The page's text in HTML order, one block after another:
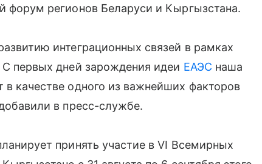
форум регионов Беларуси и Кыргызстана.
интеграционных связей в рамках
первых дней зарождения идеи ЕАЭС наша
качестве одного из важнейших факторов
в пресс-службе.
принять участие в VI Всемирных